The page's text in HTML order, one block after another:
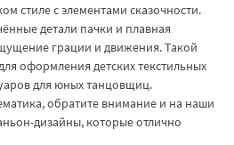
стиле с элементами сказочности.
детали пачки и плавная
грации и движения. Такой
оформления детских текстильных
для юных танцовщиц.
обратите внимание и на наши
дизайны, которые отлично